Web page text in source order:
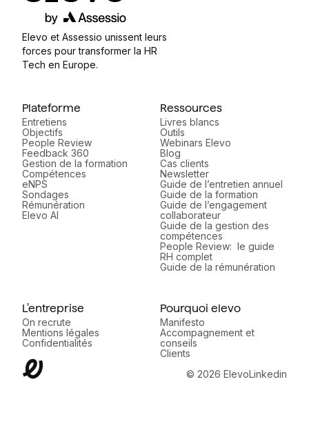
Elevo et Assessio unissent leurs
forces pour transformer la HR
Tech en Europe.
Pourquoi elevo
Manifesto
Accompagnement et
conseils
Clients
Plateforme
Entretiens
Objectifs
People Review
Feedback 360
Gestion de la formation
Compétences
eNPS
Sondages
Rémunération
Elevo AI
Ressources
Livres blancs
Outils
Webinars Elevo
Blog
Cas clients
Newsletter
Guide de l’entretien annuel
Guide de la formation
Guide de l’engagement
collaborateur
Guide de la gestion des
compétences
People Review: le guide
RH complet
Guide de la rémunération
L’entreprise
On recrute
Mentions légales
Confidentialités
© 2026 ElevoLinkedin